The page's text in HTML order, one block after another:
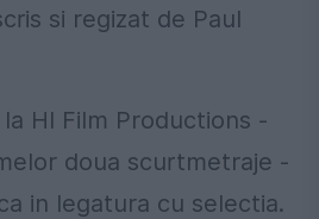
si regizat de Paul
HI Film Productions -
doua scurtmetraje -
in legatura cu selectia.